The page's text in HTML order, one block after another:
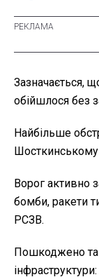
Зазначається,
обійшлося без
Найбільше
Шосткинському
Ворог активно
бомби, ракети
РСЗВ.
Пошкоджено та
інфраструктури: